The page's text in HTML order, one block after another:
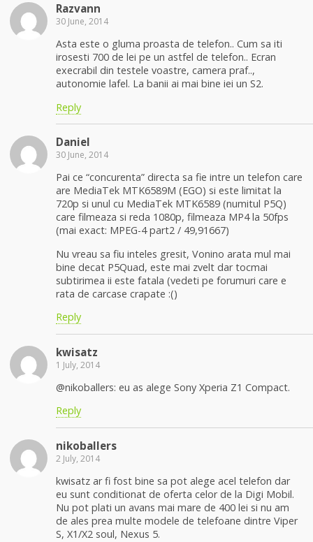
Razvann
30 June, 2014
Asta este o gluma proasta de telefon.. Cum sa iti
irosesti 700 de lei pe un astfel de telefon.. Ecran
execrabil din testele voastre, camera praf..,
autonomie lafel. La banii ai mai bine iei un S2.
Reply
Daniel
30 June, 2014
Pai ce “concurenta” directa sa fie intre un telefon care
are MediaTek MTK6589M (EGO) si este limitat la
720p si unul cu MediaTek MTK6589 (numitul P5Q)
care filmeaza si reda 1080p, filmeaza MP4 la 50fps
(mai exact: MPEG-4 part2 / 49,91667)
Nu vreau sa fiu inteles gresit, Vonino arata mul mai
bine decat P5Quad, este mai zvelt dar tocmai
subtirimea ii este fatala (vedeti pe forumuri care e
rata de carcase crapate :()
Reply
kwisatz
1 July, 2014
@nikoballers: eu as alege Sony Xperia Z1 Compact.
Reply
nikoballers
2 July, 2014
kwisatz ar fi fost bine sa pot alege acel telefon dar
eu sunt conditionat de oferta celor de la Digi Mobil.
Nu pot plati un avans mai mare de 400 lei si nu am
de ales prea multe modele de telefoane dintre Viper
S, X1/X2 soul, Nexus 5.